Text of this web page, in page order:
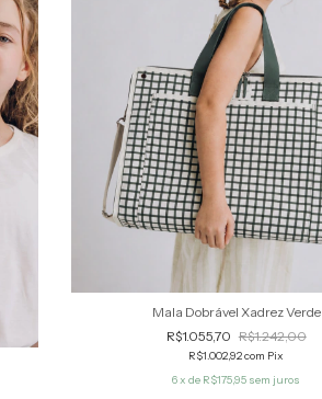
Mala Dobrável Xadrez Verde
R$1.055,70 R$1.242,00
R$1.002,92com Pix
6x de R$175,95 sem juros